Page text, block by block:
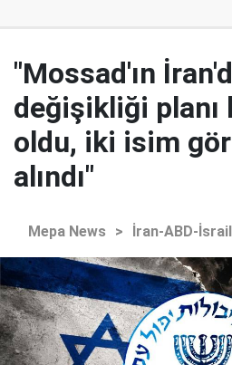
"Mossad'ın
değişikliği planı
oldu, iki isim
alındı"
Mepa News > İran-ABD-